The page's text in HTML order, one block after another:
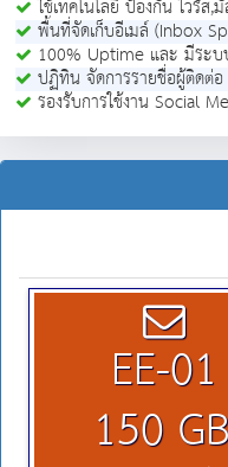
ใช้เทคโนโลยี ป้องกัน ไวรัส
พื้นที่จัดเก็บอีเมล์ (Inbox
100% Uptime และ มีระ
ปฏิทิน จัดการรายชื่อผู้ติดต่
รองรับการใช้งาน Social
EE-01
150 GB